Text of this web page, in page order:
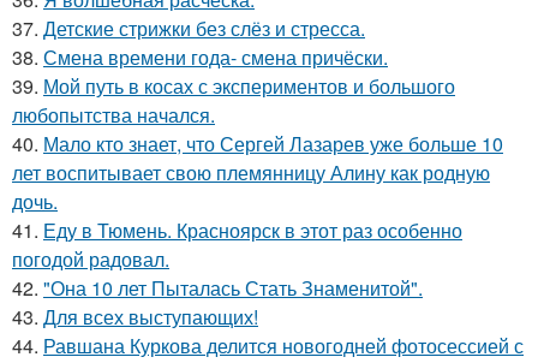
37. Детские стрижки без слёз и стресса.
38. Смена времени года- смена причёски.
39. Мой путь в косах с экспериментов и большого
любопытства начался.
40. Мало кто знает, что Сергей Лазарев уже больше 10
лет воспитывает свою племянницу Алину как родную
дочь.
41. Еду в Тюмень. Красноярск в этот раз особенно
погодой радовал.
42. "Она 10 лет Пыталась Стать Знаменитой".
43. Для всех выступающих!
44. Равшана Куркова делится новогодней фотосессией с